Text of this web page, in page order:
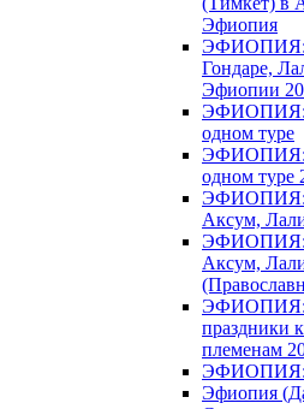
Эфиопия
ЭФИОПИЯ:
Гондаре,
Эфиопии
ЭФИОПИЯ:
одном туре
ЭФИОПИЯ:
одном туре
ЭФИОПИЯ:
Аксум,
ЭФИОПИЯ:
Аксум,
ЭФИОПИЯ:
праздники
племенам
ЭФИОПИЯ:
Эфиопия